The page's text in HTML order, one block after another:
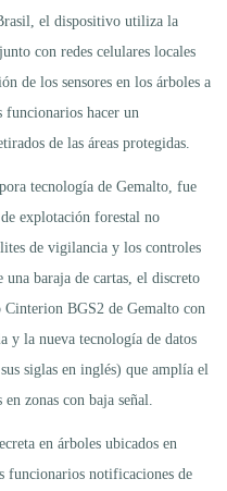
el dispositivo utiliza la
con redes celulares locales
de los sensores en los árboles a
hacer un
de las áreas protegidas.
tecnología de Gemalto, fue
explotación forestal no
de vigilancia y los controles
baraja de cartas, el discreto
BGS2 de Gemalto con
y la nueva tecnología de datos
siglas en inglés) que amplía el
zonas con baja señal.
en árboles ubicados en
funcionarios notificaciones de